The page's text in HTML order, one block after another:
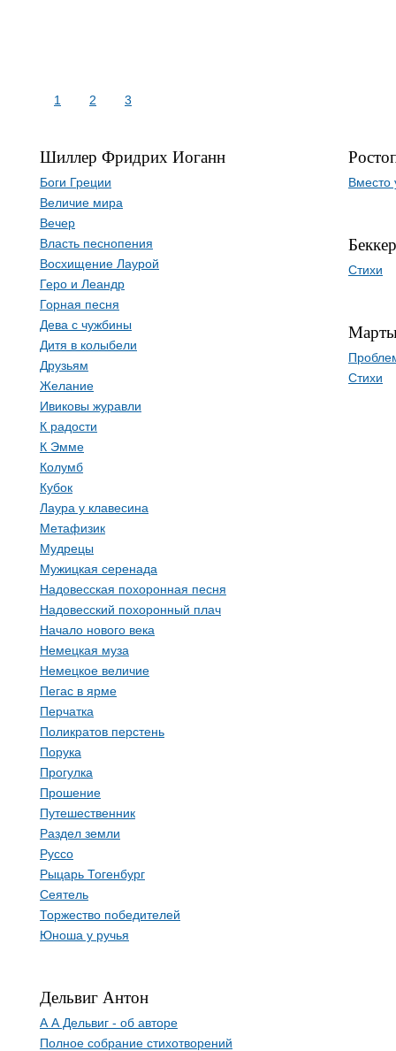
1 2 3
Шиллер Фридрих Иоганн
Боги Греции
Величие мира
Вечер
Власть песнопения
Восхищение Лаурой
Геро и Леандр
Горная песня
Дева с чужбины
Дитя в колыбели
Друзьям
Желание
Ивиковы журавли
К радости
К Эмме
Колумб
Кубок
Лаура у клавесина
Метафизик
Мудрецы
Мужицкая серенада
Надовесская похоронная песня
Надовесский похоронный плач
Начало нового века
Немецкая муза
Немецкое величие
Пегас в ярме
Перчатка
Поликратов перстень
Порука
Прогулка
Прошение
Путешественник
Раздел земли
Руссо
Рыцарь Тогенбург
Сеятель
Торжество победителей
Юноша у ручья
Дельвиг Антон
А А Дельвиг - об авторе
Полное собрание стихотворений
Вместо
Стихи
Стихи